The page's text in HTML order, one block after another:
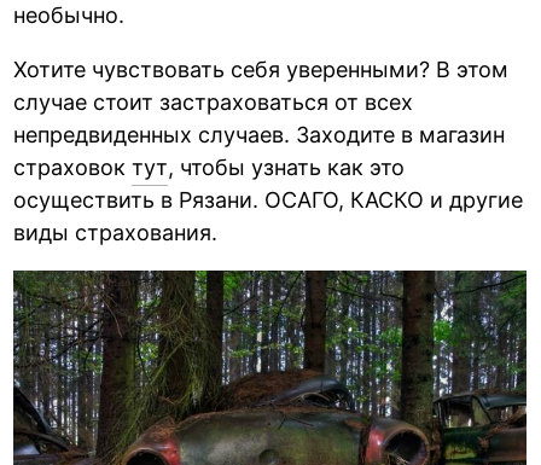
необычно.
Хотите чувствовать себя уверенными? В этом
случае стоит застраховаться от всех
непредвиденных случаев. Заходите в магазин
страховоктут, чтобы узнать как это
осуществить в Рязани. ОСАГО, КАСКО и другие
виды страхования.